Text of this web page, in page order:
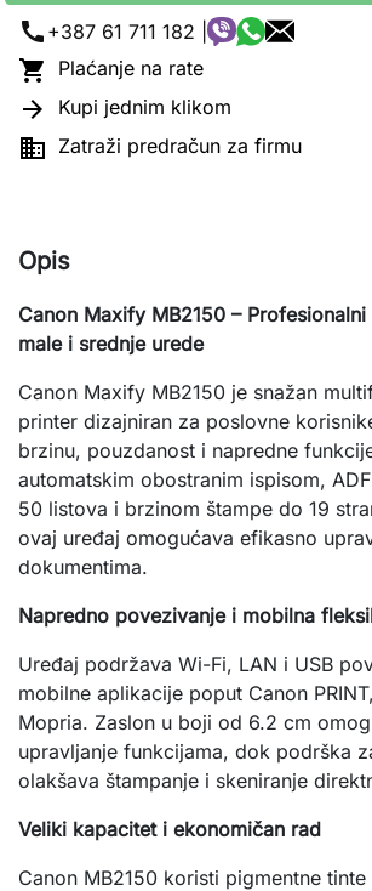
call +387 61 711 182 |
 Plaćanje na rate
 Kupi jednim klikom
 Zatraži predračun za firmu
Opis
Canon Maxify MB2150 –
male i srednje urede
Canon Maxify MB2150 je snažan
printer dizajniran za poslovne
brzinu, pouzdanost i napredne
automatskim obostranim ispisom,
50 listova i brzinom štampe do 19
ovaj uređaj omogućava efikasno
dokumentima.
Napredno povezivanje i mobilna
Uređaj podržava Wi-Fi, LAN i USB
mobilne aplikacije poput Canon
Mopria. Zaslon u boji od 6.2 cm
upravljanje funkcijama, dok podrška
olakšava štampanje i skeniranje
Veliki kapacitet i ekonomičan rad
Canon MB2150 koristi pigmentne